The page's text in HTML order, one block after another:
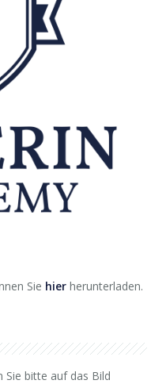
Sie hier herunterladen.
Sie bitte auf das Bild